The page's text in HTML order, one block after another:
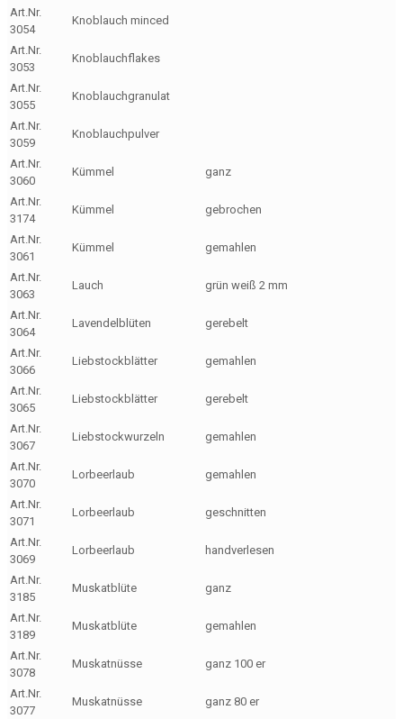
Art.Nr.
3054
Knoblauch minced
Art.Nr.
3053
Knoblauchflakes
Art.Nr.
3055
Knoblauchgranulat
Art.Nr.
3059
Knoblauchpulver
Art.Nr.
3060
Kümmel ganz
Art.Nr.
3174
Kümmel gebrochen
Art.Nr.
3061
Kümmel gemahlen
Art.Nr.
3063
Lauch grün weiß 2 mm
Art.Nr.
3064
Lavendelblüten gerebelt
Art.Nr.
3066
Liebstockblätter gemahlen
Art.Nr.
3065
Liebstockblätter gerebelt
Art.Nr.
3067
Liebstockwurzeln gemahlen
Art.Nr.
3070
Lorbeerlaub gemahlen
Art.Nr.
3071
Lorbeerlaub geschnitten
Art.Nr.
3069
Lorbeerlaub handverlesen
Art.Nr.
3185
Muskatblüte ganz
Art.Nr.
3189
Muskatblüte gemahlen
Art.Nr.
3078
Muskatnüsse ganz 100 er
Art.Nr.
3077
Muskatnüsse ganz 80 er